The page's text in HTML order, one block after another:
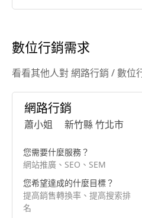
數位行銷需求
看看其他人對 網路行銷 / 數位
網路行銷
蕭小姐 新竹縣 竹北市
您需要什麼服務？
網站推廣、SEO、SEM
您希望達成的什麼目標？
提高銷售轉換率、提高搜索排
名